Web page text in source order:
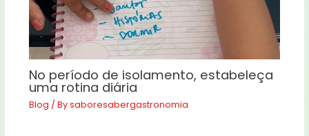
No período de isolamento, estabeleça
uma rotina diária
Blog / Bysaboresabergastronomia